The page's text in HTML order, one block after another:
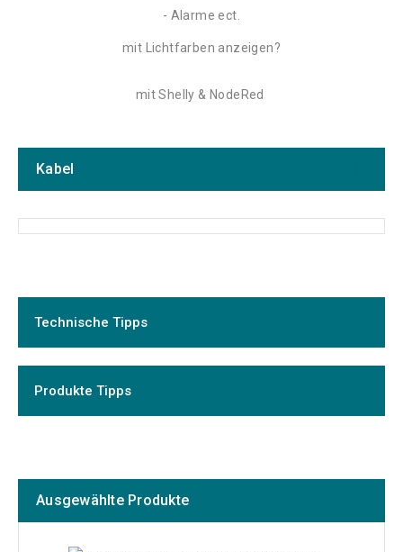
- Alarme ect.
mit Lichtfarben anzeigen?
mit Shelly & NodeRed
Kabel
Hersteller
Schnittstelle
Analog
1
VE.Direct
3
Kabellänge
Technische Tipps
Produkte Tipps
Ausgewählte Produkte